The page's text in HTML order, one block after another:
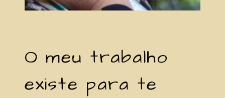
O meu trabalho
existe para te